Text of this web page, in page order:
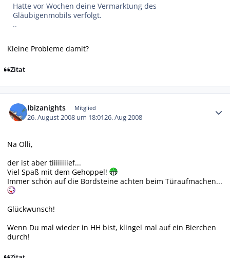
Hatte vor Wochen deine Vermarktung des
Gläubigenmobils verfolgt.
..
Kleine Probleme damit?
Zitat
Ibizanights Mitglied
26. August 2008 um 18:0126. Aug 2008
Na Olli,
der ist aber tiiiiiiiief...
Viel Spaß mit dem Gehoppel!
Immer schön auf die Bordsteine achten beim Türaufmachen...
Glückwunsch!
Wenn Du mal wieder in HH bist, klingel mal auf ein Bierchen
durch!